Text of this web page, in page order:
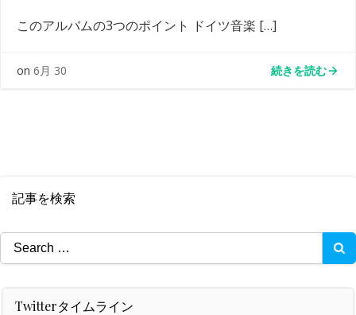
このアルバムの3つのポイント ドイツ音楽 […]
on 6月 30 続きを読む
記事を検索
Search
for:
Twitterタイムライン